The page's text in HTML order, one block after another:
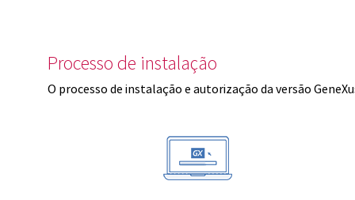
Processo de instalação
O processo de instalação e autorização da versão